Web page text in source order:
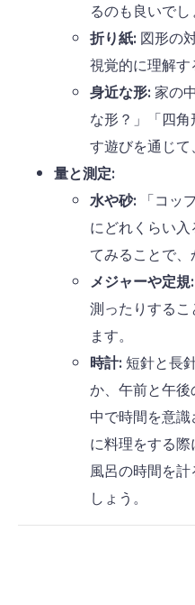
るのも良いでし
折り紙: 図形の
視覚的に理解す
身近な形: 家の
な形？」「四
す遊びを通じて
量と測定:
水や砂: 「コッ
にどれくらい
てみることで、
メジャーや定規:
測ったりする
ます。
時計: 短針と長
か、午前と午
中で時間を意
に料理をする
風呂の時間を
しょう。